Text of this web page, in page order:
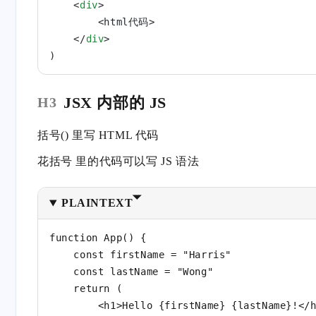
    <
div>
        <html代码>
    </
div>
)
H3 JSX 内部的 JS
括号() 里写 HTML 代码
花括号 里的代码可以写 JS 语法
PLAINTEXT
function App() {
    const firstName = "Harris"
    const lastName = "Wong"
    return (
<h1>Hello {firstName} {lastName}!</